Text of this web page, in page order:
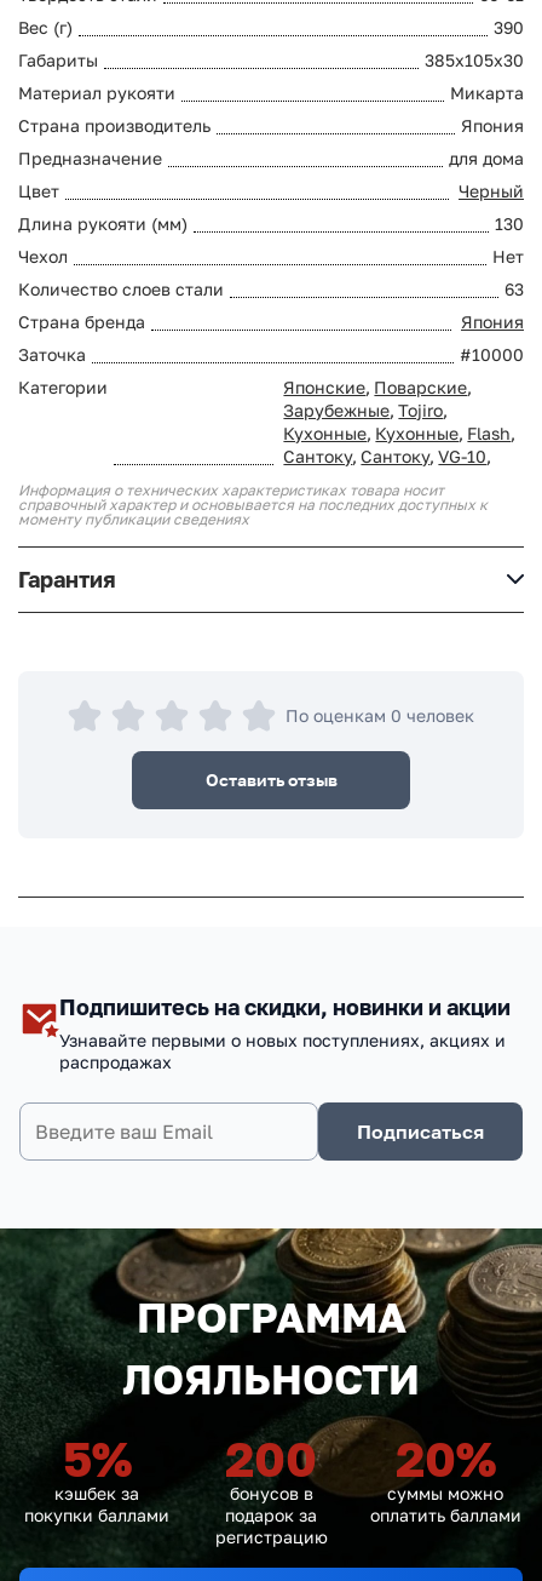
Вес (г)
390
Габариты
385x105x30
Материал рукояти
Микарта
Страна производитель
Япония
Предназначение
для дома
Цвет
Черный
Длина рукояти (мм)
130
Чехол
Нет
Количество слоев стали
63
Страна бренда
Япония
Заточка
#10000
Категории
Японские, Поварские,
Зарубежные, Tojiro,
Кухонные, Кухонные, Flash,
Сантоку, Сантоку, VG-10,
Информация о технических характеристиках товара носит
справочный характер и основывается на последних доступных к
моменту публикации сведениях
Гарантия
По оценкам 0 человек
Оставить отзыв
Подпишитесь на скидки, новинки и акции
Узнавайте первыми о новых поступлениях, акциях и
распродажах
Подписаться
ПРОГРАММА
ЛОЯЛЬНОСТИ
5%
кэшбек за
покупки баллами
200
бонусов в
подарок за
регистрацию
20%
суммы можно
оплатить баллами